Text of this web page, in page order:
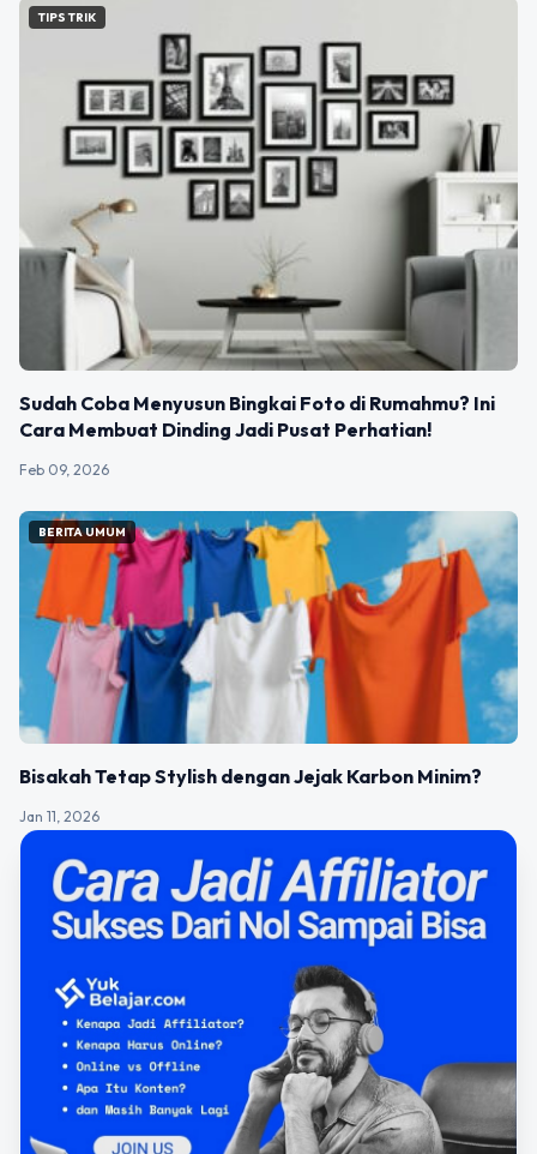
TIPS TRIK
Sudah Coba Menyusun Bingkai Foto di Rumahmu? Ini
Cara Membuat Dinding Jadi Pusat Perhatian!
Feb 09, 2026
BERITA UMUM
Bisakah Tetap Stylish dengan Jejak Karbon Minim?
Jan 11, 2026